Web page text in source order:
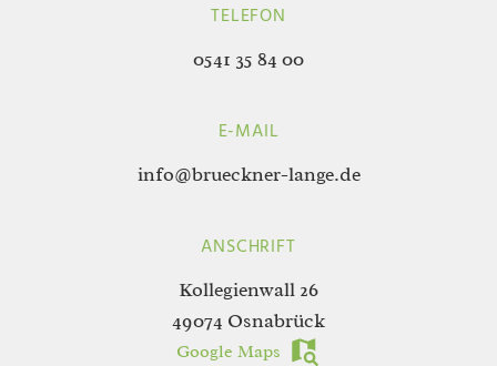
TELEFON
0541 35 84 00
E-MAIL
info@brueckner-lange.de
ANSCHRIFT
Kollegienwall 26
49074 Osnabrück
Google Maps